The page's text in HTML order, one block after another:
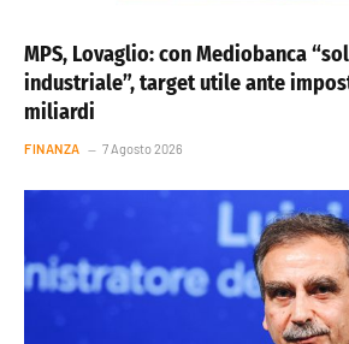
MPS, Lovaglio: con Mediobanca
industriale”, target utile ante
miliardi
FINANZA 7 Agosto 2026